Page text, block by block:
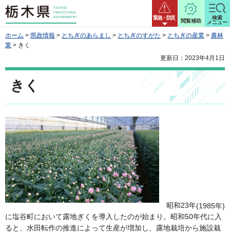
栃木県 緊急・防災
閲覧補助
検索
メニュー
ホーム > 県政情報 > とちぎのあらまし > とちぎのすがた > とちぎの産業 > 農林
業 > きく
更新日：2023年4月1日
きく
昭和23年(1985年)
に塩谷町において露地ぎくを導入したのが始まり。昭和50年代に入
ると、水田転作の推進によって生産が増加し、露地栽培から施設栽